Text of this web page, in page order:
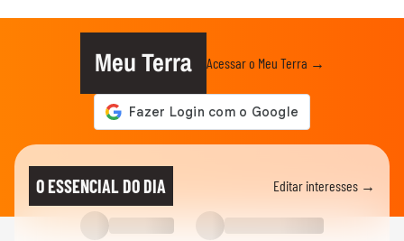
Meu Terra Acessar o Meu Terra →
O ESSENCIAL DO DIA Editar interesses →